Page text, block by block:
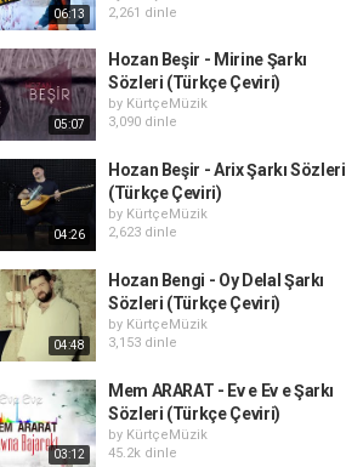
06:13
2,261 dinle
05:07
Hozan Beşir - Mirine Şarkı
Sözleri (Türkçe Çeviri)
by KürtçeMüzik
3,090 dinle
04:26
Hozan Beşir - Arix Şarkı Sözleri
(Türkçe Çeviri)
by KürtçeMüzik
2,623 dinle
04:48
Hozan Bengi - Oy Delal Şarkı
Sözleri (Türkçe Çeviri)
by KürtçeMüzik
3,153 dinle
03:12
Mem ARARAT - Ev e Ev e Şarkı
Sözleri (Türkçe Çeviri)
by KürtçeMüzik
45.2k dinle